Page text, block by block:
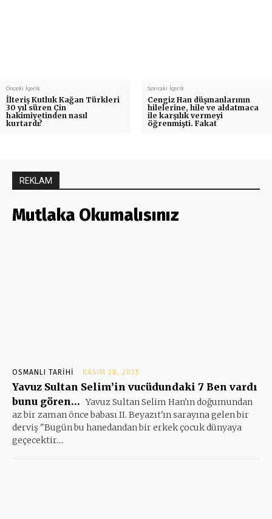
Önceki İçerik
İlteriş Kutluk Kağan Türkleri
30 yıl süren Çin
hakimiyetinden nasıl
kurtardı?
Sonraki İçerik
Cengiz Han düşmanlarının
hilelerine, hile ve aldatmaca
ile karşılık vermeyi
öğrenmişti. Fakat
REKLAM
Mutlaka Okumalısınız
OSMANLI TARIHI KASIM 28, 2025
Yavuz Sultan Selim’in vucüdundaki 7 Ben vardı
bunu gören… Yavuz Sultan Selim Han'ın doğumundan
az bir zaman önce babası II. Beyazıt'ın sarayına gelen bir
derviş "Bugün bu hanedandan bir erkek çocuk dünyaya
geçecektir....